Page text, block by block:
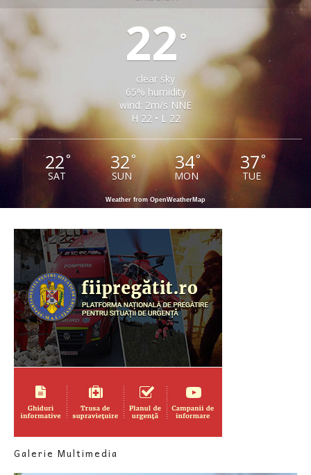
22 °
clear sky
65% humidity
wind: 2m/s NNE
H 22 • L 22
22°
SAT
32°
SUN
34°
MON
37°
TUE
Weather from OpenWeatherMap
Galerie Multimedia